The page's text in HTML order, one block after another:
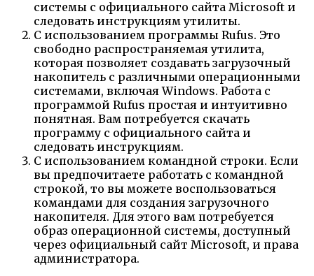
системы с официального сайта Microsoft и
следовать инструкциям утилиты.
С использованием программы Rufus. Это
свободно распространяемая утилита,
которая позволяет создавать загрузочный
накопитель с различными операционными
системами, включая Windows. Работа с
программой Rufus простая и интуитивно
понятная. Вам потребуется скачать
программу с официального сайта и
следовать инструкциям.
С использованием командной строки. Если
вы предпочитаете работать с командной
строкой, то вы можете воспользоваться
командами для создания загрузочного
накопителя. Для этого вам потребуется
образ операционной системы, доступный
через официальный сайт Microsoft, и права
администратора.